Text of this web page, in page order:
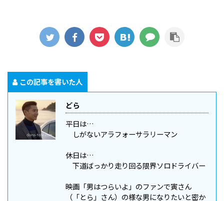
この記事を書いた人
どら
平日は…
しがないアラフォーサラリーマン
休日は…
下道ばっかり走り回る限界ソロドライバー
映画「男はつらいよ」のファンで寅さん
（「とら」さん）の様な男になりたいと密か